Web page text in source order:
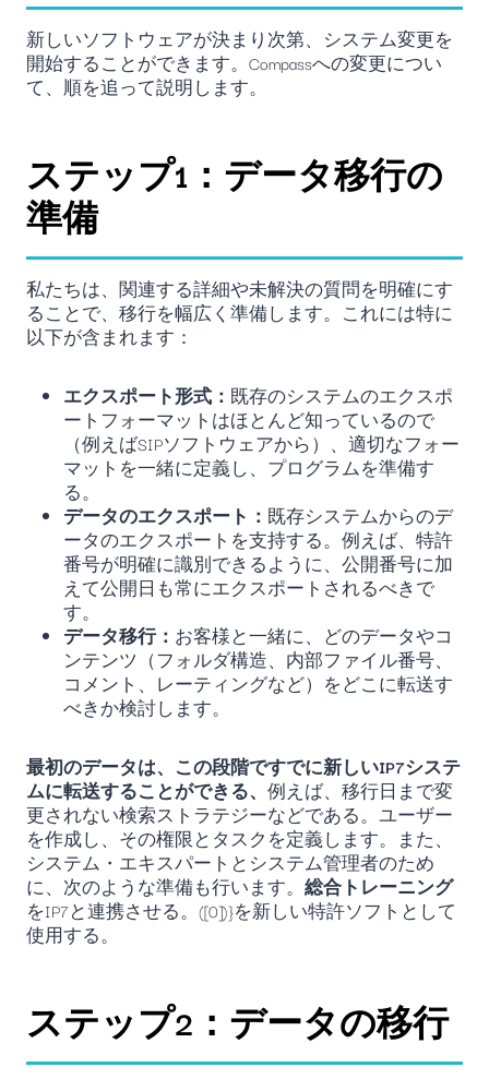
新しいソフトウェアが決まり次第、システム変更を
開始することができます。Compassへの変更につい
て、順を追って説明します。
ステップ1：データ移行の
準備
私たちは、関連する詳細や未解決の質問を明確にす
ることで、移行を幅広く準備します。これには特に
以下が含まれます：
エクスポート形式： 既存のシステムのエクスポ
ートフォーマットはほとんど知っているので
（例えばSIPソフトウェアから）、適切なフォー
マットを一緒に定義し、プログラムを準備す
る。
データのエクスポート： 既存システムからのデ
ータのエクスポートを支持する。例えば、特許
番号が明確に識別できるように、公開番号に加
えて公開日も常にエクスポートされるべきで
す。
データ移行： お客様と一緒に、どのデータやコ
ンテンツ（フォルダ構造、内部ファイル番号、
コメント、レーティングなど）をどこに転送す
べきか検討します。
最初のデータは、この段階ですでに新しいIP7システ
ムに転送することができる、 例えば、移行日まで変
更されない検索ストラテジーなどである。ユーザー
を作成し、その権限とタスクを定義します。また、
システム・エキスパートとシステム管理者のため
に、次のような準備も行います。 総合トレーニング
をIP7と連携させる。([0])}を新しい特許ソフトとして
使用する。
ステップ2：データの移行